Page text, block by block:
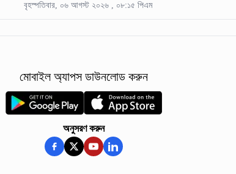
বৃহস্পতিবার, ০৬ আগস্ট ২০২৬ , ০৮:১৫ পিএম
মোবাইল অ্যাপস ডাউনলোড করুন
অনুসরণ করুন